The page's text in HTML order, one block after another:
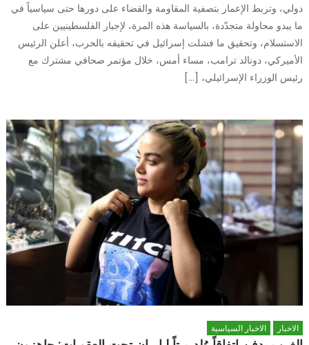
دولي، وتربط الإعمار بتصفية المقاومة والقضاء على دورها حتى سياسياً في
ما يبدو محاولة متجدّدة، بالسياسة هذه المرة، لإجبار الفلسطينيين على
الاستسلام، وتحقيق ما فشلت إسرائيل في تحقيقه بالحرب، أعلن الرئيس
الأميركي، دونالد ترامب، مساء أمس، خلال مؤتمر صحافي مشترك مع
رئيس الوزراء الإسرائيلي، […]
الاخبار الاخبار السياسية